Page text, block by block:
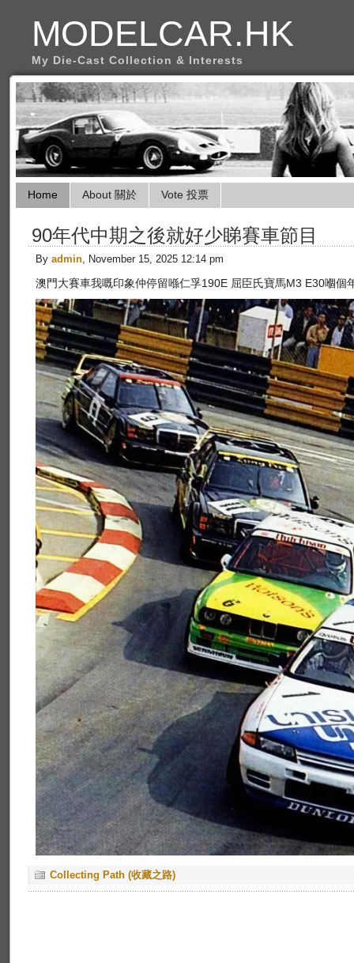
MODELCAR.HK
My Die-Cast Collection & Interests
Home About 關於 Vote 投票
90年代中期之後就好少睇賽車節目
By admin, November 15, 2025 12:14 pm
澳門大賽車我嘅印象仲停留喺仁孚190E 屈臣氏寶馬M3 E30嗰個
Collecting Path (收藏之路)